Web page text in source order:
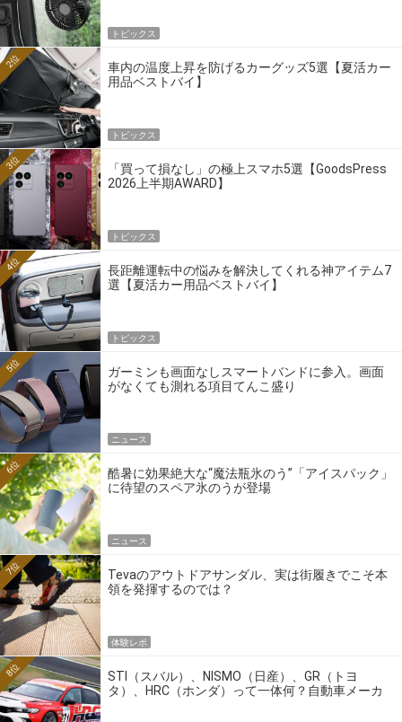
トピックス
車内の温度上昇を防げるカーグッズ5選【夏活カー
用品ベストバイ】
2位
トピックス
「買って損なし」の極上スマホ5選【GoodsPress
2026上半期AWARD】
3位
トピックス
長距離運転中の悩みを解決してくれる神アイテム7
選【夏活カー用品ベストバイ】
4位
トピックス
ガーミンも画面なしスマートバンドに参入。画面
がなくても測れる項目てんこ盛り
5位
ニュース
酷暑に効果絶大な“魔法瓶氷のう”「アイスパック」
に待望のスペア氷のうが登場
6位
ニュース
Tevaのアウトドアサンダル、実は街履きでこそ本
領を発揮するのでは？
7位
体験レポ
STI（スバル）、NISMO（日産）、GR（トヨ
タ）、HRC（ホンダ）って一体何？自動車メーカ
8位